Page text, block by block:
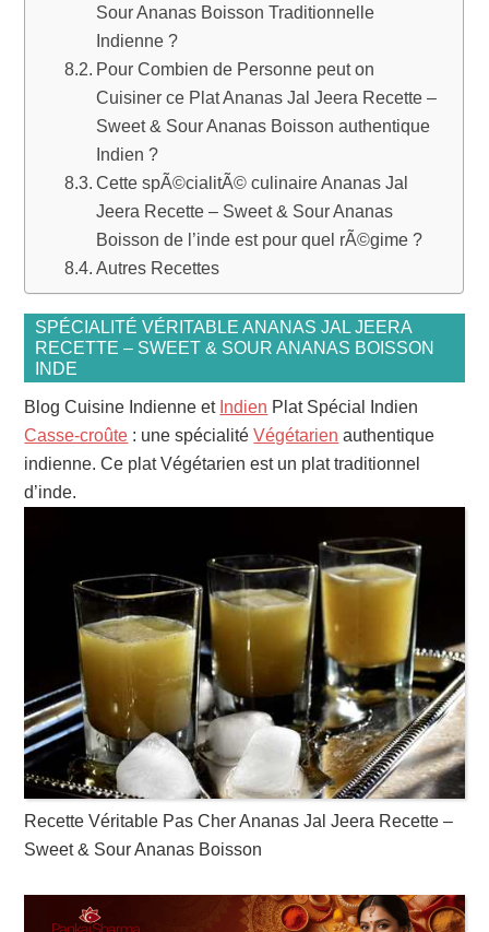
Sour Ananas Boisson Traditionnelle
Indienne ?
Pour Combien de Personne peut on
Cuisiner ce Plat Ananas Jal Jeera Recette –
Sweet & Sour Ananas Boisson authentique
Indien ?
Cette spÃ©cialitÃ© culinaire Ananas Jal
Jeera Recette – Sweet & Sour Ananas
Boisson de l’inde est pour quel rÃ©gime ?
Autres Recettes
SPÉCIALITÉ VÉRITABLE ANANAS JAL JEERA
RECETTE – SWEET & SOUR ANANAS BOISSON
INDE
Blog Cuisine Indienne et Indien Plat Spécial Indien
Casse-croûte : une spécialitéVégétarien authentique
indienne. Ce plat Végétarien est un plat traditionnel
d’inde.
Recette Véritable Pas Cher Ananas Jal Jeera Recette –
Sweet & Sour Ananas Boisson